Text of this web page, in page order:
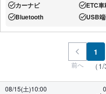
あり:カーナビ あり:ETC
あり:Bluetooth あり:USB
前へ
1
（
08/15(土)10:00